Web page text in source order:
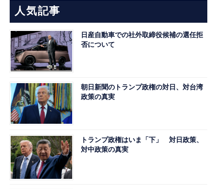
人気記事
日産自動車での社外取締役候補の選任拒
否について
朝日新聞のトランプ政権の対日、対台湾
政策の真実
トランプ政権はいま「下」 対日政策、
対中政策の真実